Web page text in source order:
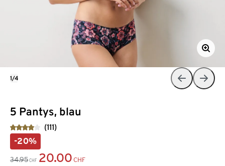
5 Pantys, blau
(111)
-20%
34.95 CHF 20.00 CHF
1/4